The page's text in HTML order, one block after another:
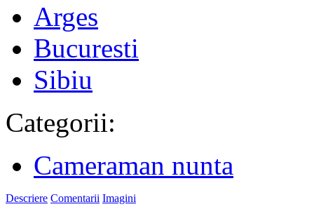
Arges
Bucuresti
Sibiu
Categorii:
Cameraman nunta
Descriere Comentarii Imagini